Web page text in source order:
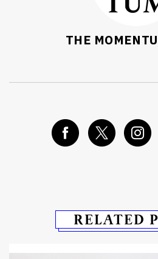
THE
RELATED